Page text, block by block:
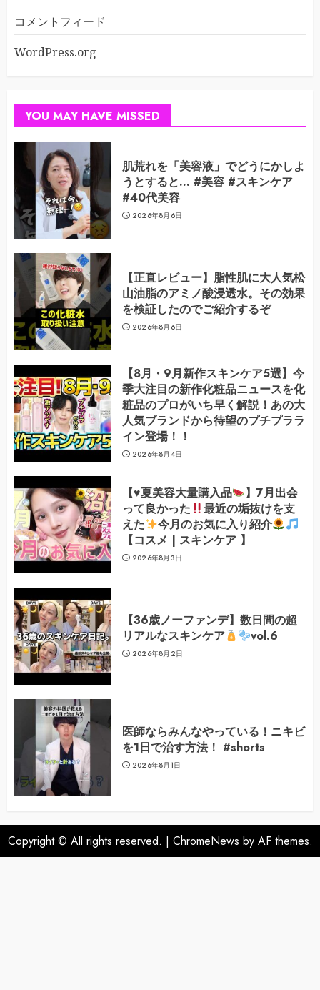
コメントフィード
WordPress.org
YOU MAY HAVE MISSED
肌荒れを「美容液」でどうにかしよ
うとすると… #美容 #スキンケア
#40代美容
2026年8月6日
【正直レビュー】脂性肌に大人気松
山油脂のアミノ酸浸透水。その効果
を検証したのでご紹介するぞ
2026年8月6日
【8月・9月新作スキンケア5選】今
季大注目の新作化粧品ニュースを化
粧品のプロがいち早く解説！あの大
人気ブランドから待望のプチプララ
イン登場！！
2026年8月4日
【♥️夏美容大量購入品
】7月出会
って良かった
最近の垢抜けを支
えた
今月のお気に入り紹介
【コスメ | スキンケア 】
2026年8月3日
【36歳ノーファンデ】数日間の超
リアルなスキンケア
vol.6
2026年8月2日
医師ならみんなやっている！ニキビ
を1日で治す方法！ #shorts
2026年8月1日
Copyright © All rights reserved. | ChromeNews by AF themes.